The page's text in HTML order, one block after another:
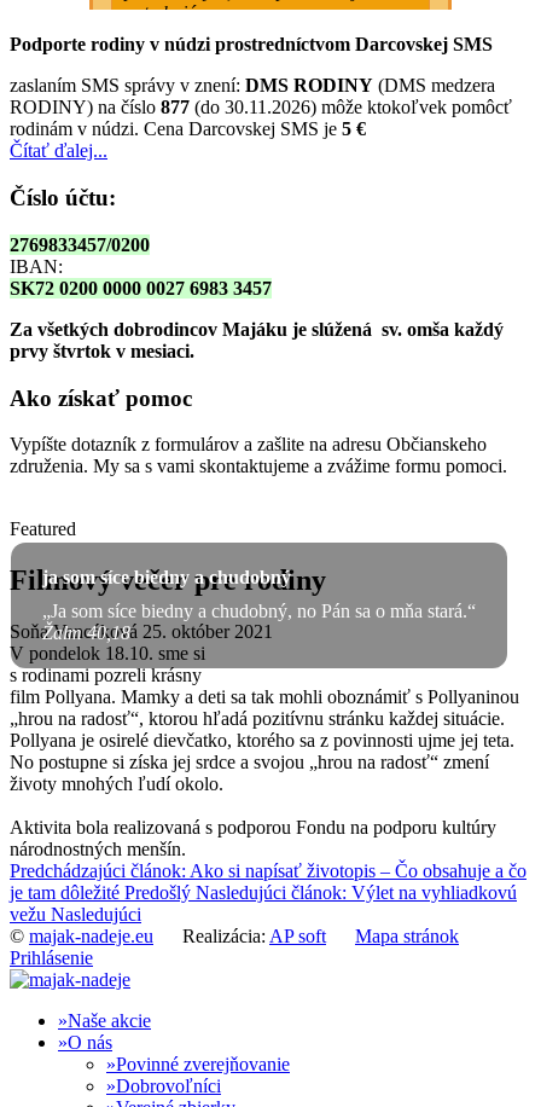
Podporte rodiny v núdzi prostredníctvom Darcovskej SMS
zaslaním SMS správy v znení: DMS RODINY (DMS medzera
RODINY) na číslo 877 (do 30.11.2026) môže ktokoľvek pomôcť
rodinám v núdzi. Cena Darcovskej SMS je 5 €
Čítať ďalej...
Číslo účtu:
2769833457/0200
IBAN:
SK72 0200 0000 0027 6983 3457
Za všetkých dobrodincov Majáku je slúžená sv. omša každý
prvy štvrtok v mesiaci.
Ako získať pomoc
Vypíšte dotazník z formulárov a zašlite na adresu Občianskeho
združenia. My sa s vami skontaktujeme a zvážime formu pomoci.
ja som síce biedny a chudobný
„Ja som síce biedny a chudobný, no Pán sa o mňa stará.“
Žalm 40,18
Featured
Filmový večer pre rodiny
Soňa Vancáková 25. október 2021
V pondelok 18.10. sme si
s rodinami pozreli krásny
film Pollyana. Mamky a deti sa tak mohli oboznámiť s Pollyaninou
„hrou na radosť“, ktorou hľadá pozitívnu stránku každej situácie.
Pollyana je osirelé dievčatko, ktorého sa z povinnosti ujme jej teta.
No postupne si získa jej srdce a svojou „hrou na radosť“ zmení
životy mnohých ľudí okolo.
Aktivita bola realizovaná s podporou Fondu na podporu kultúry
národnostných menšín.
Predchádzajúci článok: Ako si napísať životopis – Čo obsahuje a čo
je tam dôležité Predošlý Nasledujúci článok: Výlet na vyhliadkovú
vežu Nasledujúci
© majak-nadeje.eu Realizácia: AP soft
Mapa stránok
Prihlásenie
Naše akcie
O nás
Povinné zverejňovanie
Dobrovoľníci